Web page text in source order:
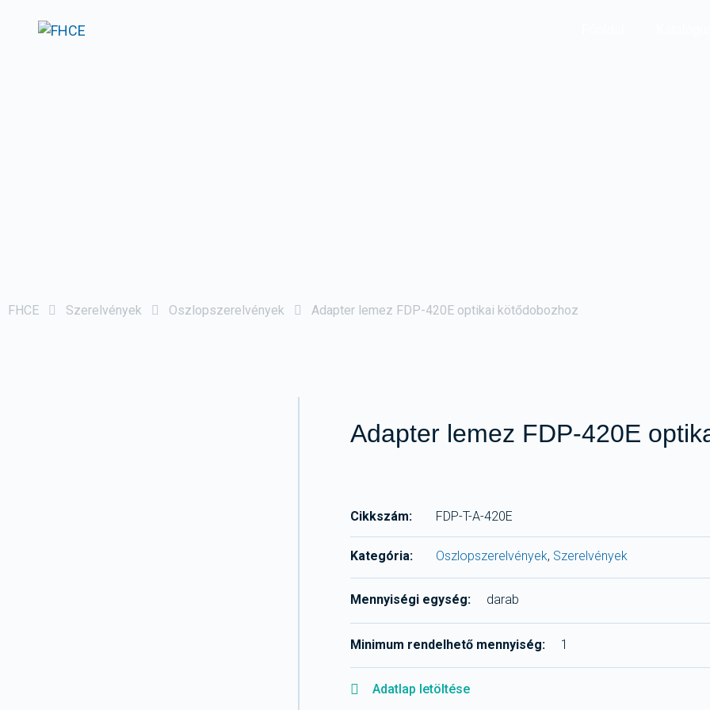
FHCE Szerelvények Oszlopszerelvények Adapter lemez FDP-420E optikai kötődobozhoz
Adapter lemez FDP-420E
Cikkszám: FDP-T-A-420E
Kategória: Oszlopszerelvények, Szerelvények
Mennyiségi egység: darab
Minimum rendelhető mennyiség: 1
Adatlap letöltése